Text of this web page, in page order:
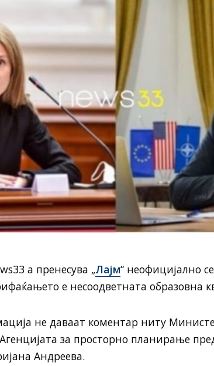
а пренесува „Лајм“ неофицијално
е несоодветната образовна
не даваат коментар ниту
за просторно планирање
Андреева.